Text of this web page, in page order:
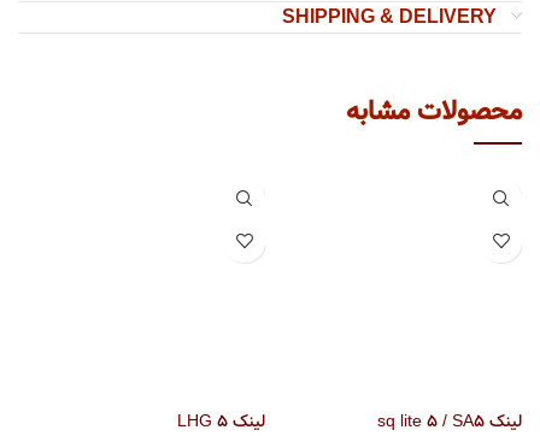
SHIPPING & DELIVERY
محصولات مشابه
لینک sq lite 5 / SA5 لینک LHG 5